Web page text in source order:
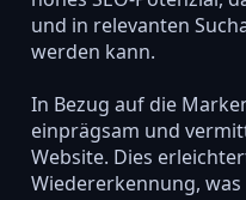
und in relevanten
werden kann.
In Bezug auf die
einprägsam und
Website. Dies
Wiedererkennung,